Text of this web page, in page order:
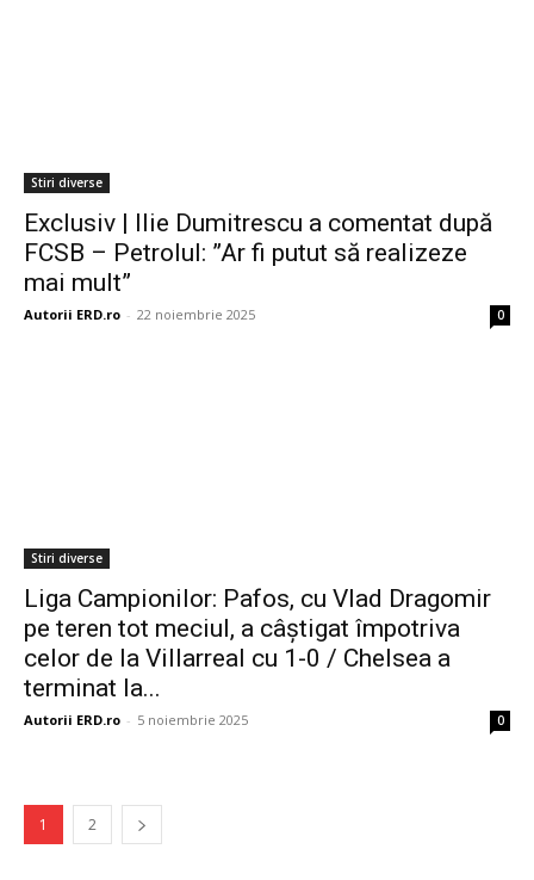
Stiri diverse
Exclusiv | Ilie Dumitrescu a comentat după
FCSB – Petrolul: ”Ar fi putut să realizeze
mai mult”
Autorii ERD.ro - 22 noiembrie 2025 0
Stiri diverse
Liga Campionilor: Pafos, cu Vlad Dragomir
pe teren tot meciul, a câștigat împotriva
celor de la Villarreal cu 1-0 / Chelsea a
terminat la...
Autorii ERD.ro - 5 noiembrie 2025 0
1 2